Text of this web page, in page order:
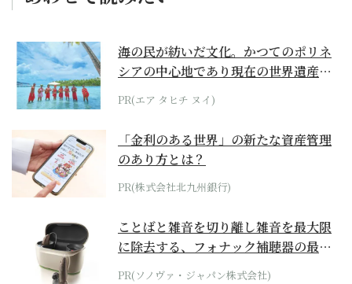
海の民が紡いだ文化。かつてのポリネ
シアの中心地であり現在の世界遺産か
らみえてくる...
PR(エア タヒチ ヌイ)
「金利のある世界」の新たな資産管理
のあり方とは？
PR(株式会社北九州銀行)
ことばと雑音を切り離し雑音を最大限
に除去する、フォナック補聴器の最上
位モデル
PR(ソノヴァ・ジャパン株式会社)